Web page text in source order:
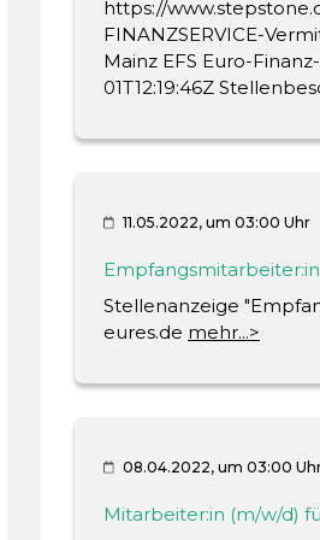
Häufigkeit eventueller
Gründungsdatum
Geschäftsadresse seit
Telefonnummer seit
Mobilfunknummer seit
Zur Bonitäts-
anderer
Monate. Die Scorings
Datenbasis ein
Unternehmen
Unternehmer
§34 GewO
https://
FINANZSERVICE-
Mainz EFS Euro-
01T12:19:46Z
11.05.2022, um 03:00 Uhr
Stellenanzeige
eures.de mehr...>
08.04.2022, um 03:00
Mitarbeiter:in (m/w/d)